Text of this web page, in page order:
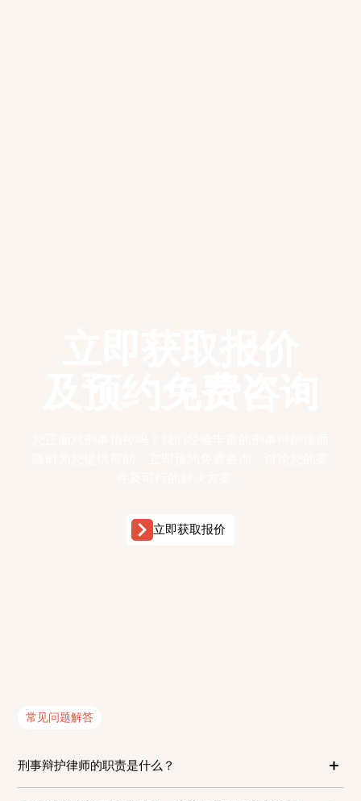
立即获取报价
常见问题解答
刑事辩护律师的职责是什么？